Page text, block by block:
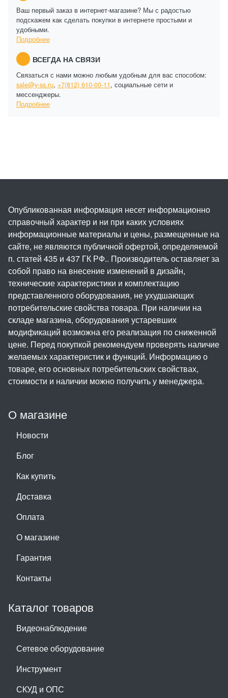
Ваш первый заказ в интернет-магазине? Мы с радостью
подскажем как сделать покупки в интернете простыми и
удобными.
Подробнее
ВСЕГДА НА СВЯЗИ
Связаться с нами можно любым удобным для вас способом:
sale@y-ss.ru, +7(812) 610-00-11, социальные сети и
мессенджеры.
Подробнее
О магазине
Новости
Блог
Как купить
Доставка
Оплата
О магазине
Гарантия
Контакты
Каталог товаров
Видеонаблюдение
Сетевое оборудование
Инструмент
СКУД и ОПС
Опубликованная информация несет информационно
справочный характер и ни при каких условиях
информационные материалы и цены, размещенные на
сайте, не являются публичной офертой, определяемой
п. статей 435 и 437 ГК РФ.. Производитель оставляет за
собой право на внесение изменений в дизайн,
технические характеристики и комплектацию
представленного оборудования, не ухудшающих
потребительские свойства товара. При наличии на
складе магазина, оборудования устаревших
модификаций возможна его реализация по сниженной
цене. Перед покупкой рекомендуем проверять наличие
желаемых характеристик и функций. Информацию о
товаре, его основных потребительских свойствах,
стоимости и наличии можно получить у менеджера.